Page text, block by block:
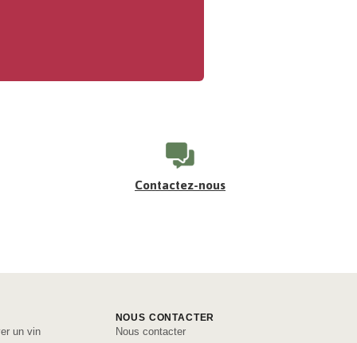
Contactez-nous
un vin
NOUS CONTACTER
Nous contacter